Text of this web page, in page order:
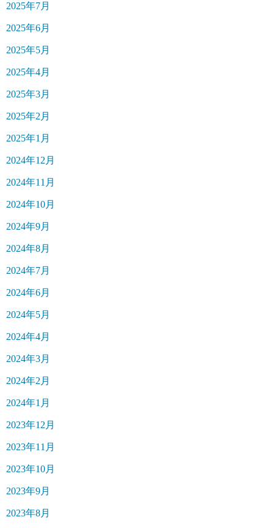
2025年7月
2025年6月
2025年5月
2025年4月
2025年3月
2025年2月
2025年1月
2024年12月
2024年11月
2024年10月
2024年9月
2024年8月
2024年7月
2024年6月
2024年5月
2024年4月
2024年3月
2024年2月
2024年1月
2023年12月
2023年11月
2023年10月
2023年9月
2023年8月